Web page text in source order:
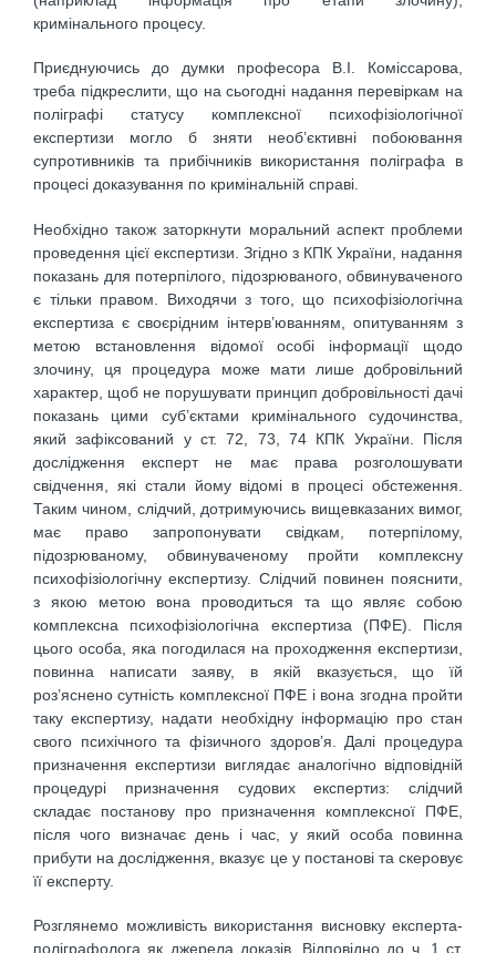
кримінального процесу.
Приєднуючись до думки професора В.І. Коміссарова,
треба підкреслити, що на сьогодні надання перевіркам на
поліграфі статусу комплексної психофізіологічної
експертизи могло б зняти необ’єктивні побоювання
супротивників та прибічників використання поліграфа в
процесі доказування по кримінальній справі.
Необхідно також заторкнути моральний аспект проблеми
проведення цієї експертизи. Згідно з КПК України, надання
показань для потерпілого, підозрюваного, обвинуваченого
є тільки правом. Виходячи з того, що психофізіологічна
експертиза є своєрідним інтерв’юванням, опитуванням з
метою встановлення відомої особі інформації щодо
злочину, ця процедура може мати лише добровільний
характер, щоб не порушувати принцип добровільності дачі
показань цими суб’єктами кримінального судочинства,
який зафіксований у ст. 72, 73, 74 КПК України. Після
дослідження експерт не має права розголошувати
свідчення, які стали йому відомі в процесі обстеження.
Таким чином, слідчий, дотримуючись вищевказаних вимог,
має право запропонувати свідкам, потерпілому,
підозрюваному, обвинуваченому пройти комплексну
психофізіологічну експертизу. Слідчий повинен пояснити,
з якою метою вона проводиться та що являє собою
комплексна психофізіологічна експертиза (ПФЕ). Після
цього особа, яка погодилася на проходження експертизи,
повинна написати заяву, в якій вказується, що їй
роз’яснено сутність комплексної ПФЕ і вона згодна пройти
таку експертизу, надати необхідну інформацію про стан
свого психічного та фізичного здоров’я. Далі процедура
призначення експертизи виглядає аналогічно відповідній
процедурі призначення судових експертиз: слідчий
складає постанову про призначення комплексної ПФЕ,
після чого визначає день і час, у який особа повинна
прибути на дослідження, вказує це у постанові та скеровує
її експерту.
Розглянемо можливість використання висновку експерта-
поліграфолога як джерела доказів. Відповідно до ч. 1 ст.